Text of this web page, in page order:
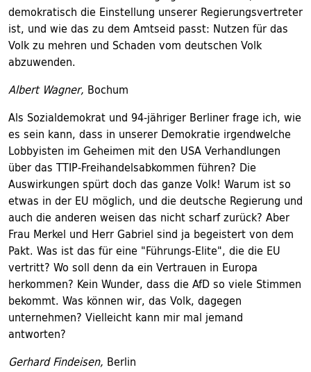
demokratisch die Einstellung unserer Regierungsvertreter
ist, und wie das zu dem Amtseid passt: Nutzen für das
Volk zu mehren und Schaden vom deutschen Volk
abzuwenden.
Albert Wagner, Bochum
Als Sozialdemokrat und 94-jähriger Berliner frage ich, wie
es sein kann, dass in unserer Demokratie irgendwelche
Lobbyisten im Geheimen mit den USA Verhandlungen
über das TTIP-Freihandelsabkommen führen? Die
Auswirkungen spürt doch das ganze Volk! Warum ist so
etwas in der EU möglich, und die deutsche Regierung und
auch die anderen weisen das nicht scharf zurück? Aber
Frau Merkel und Herr Gabriel sind ja begeistert von dem
Pakt. Was ist das für eine "Führungs-Elite", die die EU
vertritt? Wo soll denn da ein Vertrauen in Europa
herkommen? Kein Wunder, dass die AfD so viele Stimmen
bekommt. Was können wir, das Volk, dagegen
unternehmen? Vielleicht kann mir mal jemand
antworten?
Gerhard Findeisen, Berlin